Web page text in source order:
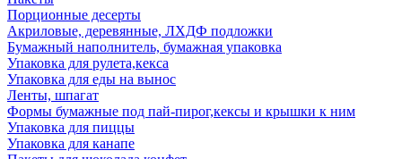
Порционные десерты
Акриловые, деревянные, ЛХДФ подложки
Бумажный наполнитель, бумажная упаковка
Упаковка для рулета,кекса
Упаковка для еды на вынос
Ленты, шпагат
Формы бумажные под пай-пирог,кексы и крышки к ним
Упаковка для пиццы
Упаковка для канапе